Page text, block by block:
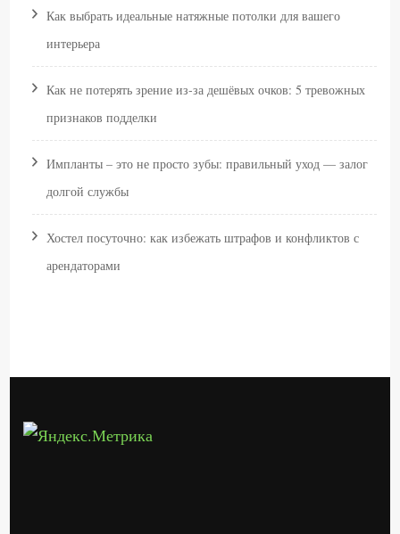
Как выбрать идеальные натяжные потолки для вашего
интерьера
Как не потерять зрение из‑за дешёвых очков: 5 тревожных
признаков подделки
Импланты – это не просто зубы: правильный уход — залог
долгой службы
Хостел посуточно: как избежать штрафов и конфликтов с
арендаторами